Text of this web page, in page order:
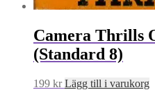
Camera Thrills
(Standard 8)
199 kr Lägg till i varukorg